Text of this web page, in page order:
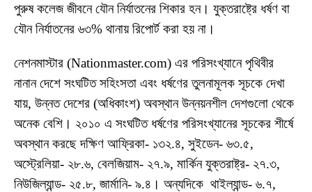
পুরুষ কলেজ জীবনে যৌন নির্যাতনের শিকার হন। যুক্তরাষ্ট্রে ধর্ষণ বা
যৌন নির্যাতনের ৬৩% থানায় রিপোর্ট করা হয় না।
নেশনমাস্টার (Nationmaster.com) এর পরিসংখ্যানে পৃথিবীর
নানান দেশে সংঘটিত সহিংসতা এবং ধর্ষণের তুলনামূলক সূচকে দেখা
যায়, উন্নত দেশের (অধিকাংশ) অবস্থান উন্নয়নশীল দেশগুলো থেকে
অনেক বেশি। ২০১০ এ সংঘটিত ধর্ষণের পরিসংখ্যানের সূচকের শীর্ষে
অবস্থান করছে দক্ষিণ আফ্রিকা- ১৩২.৪, সুইডেন- ৬৩.৫,
অস্ট্রেলিয়া- ২৮.৬, বেলজিয়াম- ২৭.৯, মার্কিন যুক্তরাষ্ট্র- ২৭.৩,
নিউজিল্যান্ড- ২৫.৮, জার্মানি- ৯.৪। অন্যদিকে থাইল্যান্ড- ৬.৭,